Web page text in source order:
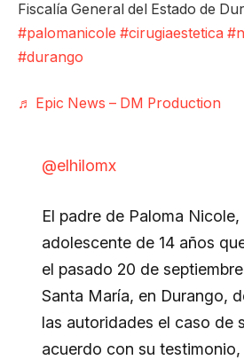
Fiscalía General del Estado de
#palomanicole #cirugiaestetica
#durango
♬ Epic News – DM Production
@elhilomx
El padre de Paloma Nicole,
adolescente de 14 años
el pasado 20 de
Santa María, en Durango,
las autoridades el caso de
acuerdo con su